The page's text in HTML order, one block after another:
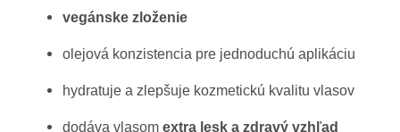
vegánske zloženie
olejová konzistencia pre jednoduchú aplikáciu
hydratuje a zlepšuje kozmetickú kvalitu vlasov
dodáva vlasom extra lesk a zdravý vzhľad